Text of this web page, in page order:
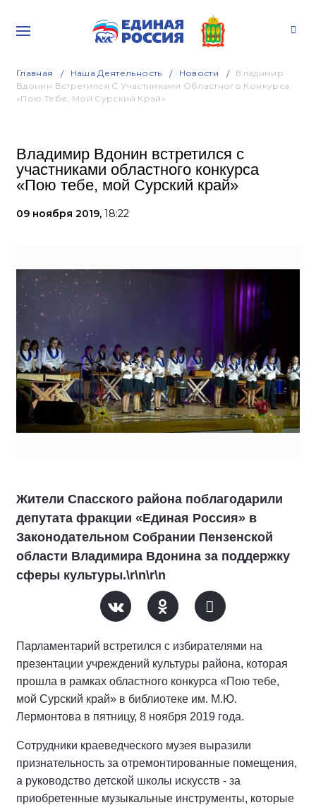
Главная Наша Деятельность Новости
Владимир
Вдонин Встретился С Участниками Областного Конкурса
«Пою Тебе, Мой Сурский Край»
Владимир Вдонин встретился с
участниками областного конкурса
«Пою тебе, мой Сурский край»
09 ноября 2019, 18:22
Жители Спасского района поблагодарили
депутата фракции «Единая Россия» в
Законодательном Собрании Пензенской
области Владимира Вдонина за поддержку
сферы культуры.\r\n\r\n
Парламентарий встретился с избирателями на
презентации учреждений культуры района, которая
прошла в рамках областного конкурса «Пою тебе,
мой Сурский край» в библиотеке им. М.Ю.
Лермонтова в пятницу, 8 ноября 2019 года.
Сотрудники краеведческого музея выразили
признательность за отремонтированные помещения,
а руководство детской школы искусств - за
приобретенные музыкальные инструменты, которые